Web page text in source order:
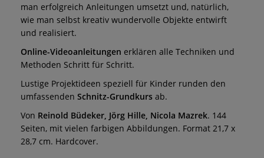
man erfolgreich Anleitungen umsetzt und, natürlich,
wie man selbst kreativ wundervolle Objekte entwirft
und realisiert.
Online-Videoanleitungen erklären alle Techniken und
Methoden Schritt für Schritt.
Lustige Projektideen speziell für Kinder runden den
umfassenden Schnitz-Grundkurs ab.
Von Reinold Büdeker, Jörg Hille, Nicola Mazrek. 144
Seiten, mit vielen farbigen Abbildungen. Format 21,7 x
28,7 cm. Hardcover.